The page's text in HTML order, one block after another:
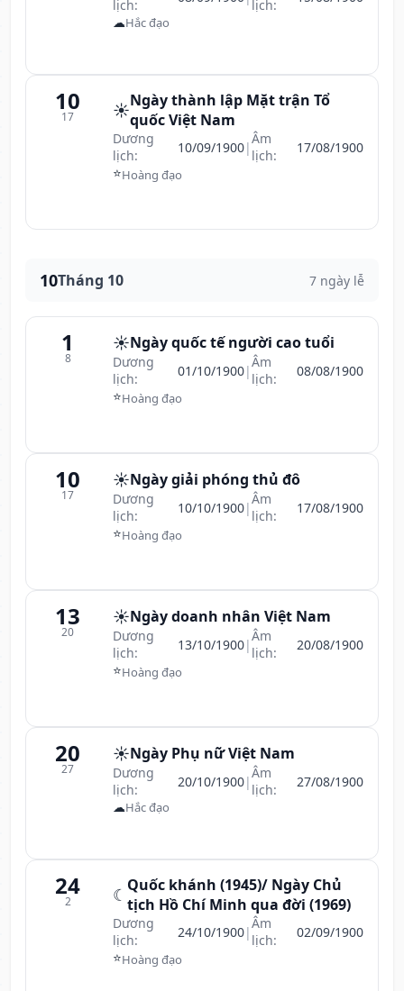
lịch: lịch:
☁Hắc đạo
10
17 ☀️Ngày thành lập Mặt trận Tổ
quốc Việt Nam
Dương
lịch:
10/09/1900|Âm
lịch:
17/08/1900
⭐Hoàng đạo
10Tháng 10 7 ngày lễ
1
8
☀️Ngày quốc tế người cao tuổi
Dương
lịch:
01/10/1900|Âm
lịch:
08/08/1900
⭐Hoàng đạo
10
17
☀️Ngày giải phóng thủ đô
Dương
lịch:
10/10/1900|Âm
lịch:
17/08/1900
⭐Hoàng đạo
13
20
☀️Ngày doanh nhân Việt Nam
Dương
lịch:
13/10/1900|Âm
lịch:
20/08/1900
⭐Hoàng đạo
20
27
☀️Ngày Phụ nữ Việt Nam
Dương
lịch:
20/10/1900|Âm
lịch:
27/08/1900
☁Hắc đạo
24
2 ☾ Quốc khánh (1945)/ Ngày Chủ
tịch Hồ Chí Minh qua đời (1969)
Dương
lịch:
24/10/1900|Âm
lịch:
02/09/1900
⭐Hoàng đạo